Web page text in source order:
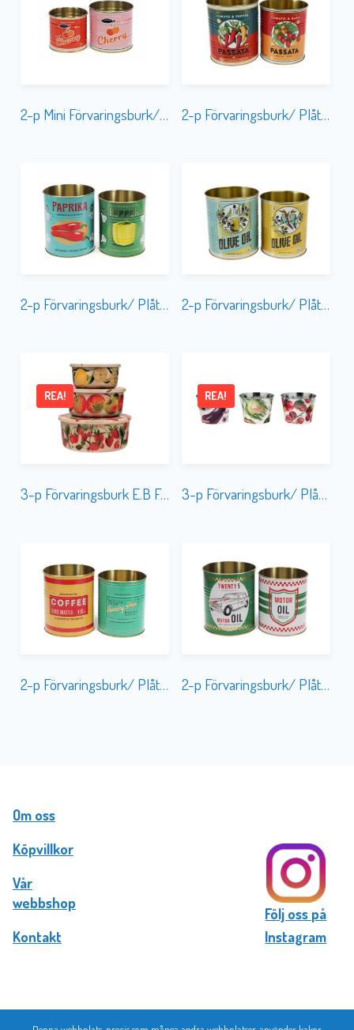
2-p Mini Förvaringsburk/ Plåtkruka Cherry 2-p Förvaringsburk/ Plåtkruka Passata
2-p Förvaringsburk/ Plåtkruka Paprika and Pepper 2-p Förvaringsburk/ Plåtkruka Olive Oil
3-p Förvaringsburk E.B Fruits (Fiber Husk)
REA!
3-p Förvaringsburk/ Plåtkruka E.B Vegetable Garden
REA!
2-p Förvaringsburk/ Plåtkruka Vintage Coffee 2-p Förvaringsburk/ Plåtkruka Motor Oil
Om oss
Köpvillkor
Vår
webbshop
Kontakt
Följ oss på
Instagram